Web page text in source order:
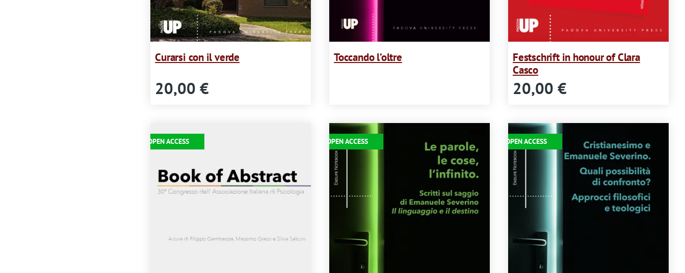
Curarsi con il verde
20,00 €
Toccando l’oltre
Festschrift in honour of Clara
Casco
20,00 €
OPEN ACCESS OPEN ACCESS
Immagine
OPEN ACCESS
Immagine